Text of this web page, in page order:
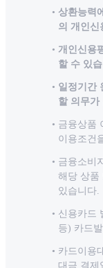
상환능력
의 개인신
개인신용
할 수 있
일정기간
할 의무가
금융상품
이용조건
금융소비
해당 상품
있습니다.
신용카드
등) 카드
카드이용
대금 결제